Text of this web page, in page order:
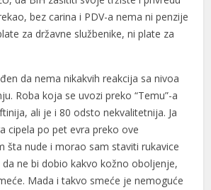
bez carina i PDV-a nema ni penzije
za državne službenike, ni plate za
da nema nikakvih reakcija sa nivoa
Roba koja se uvozi preko “Temu”-a
ali je i 80 odsto nekvalitetnija. Ja
cipela po pet evra preko ove
šta nude i morao sam staviti rukavice
da ne bi dobio kakvo kožno oboljenje,
Mada i takvo smeće je nemoguće